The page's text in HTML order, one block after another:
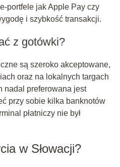
portfele jak Apple Pay czy
i szybkość transakcji.
z gotówki?
są szeroko akceptowane,
oraz na lokalnych targach
nadal preferowana jest
przy sobie kilka banknotów
płatniczy nie był
w Słowacji?